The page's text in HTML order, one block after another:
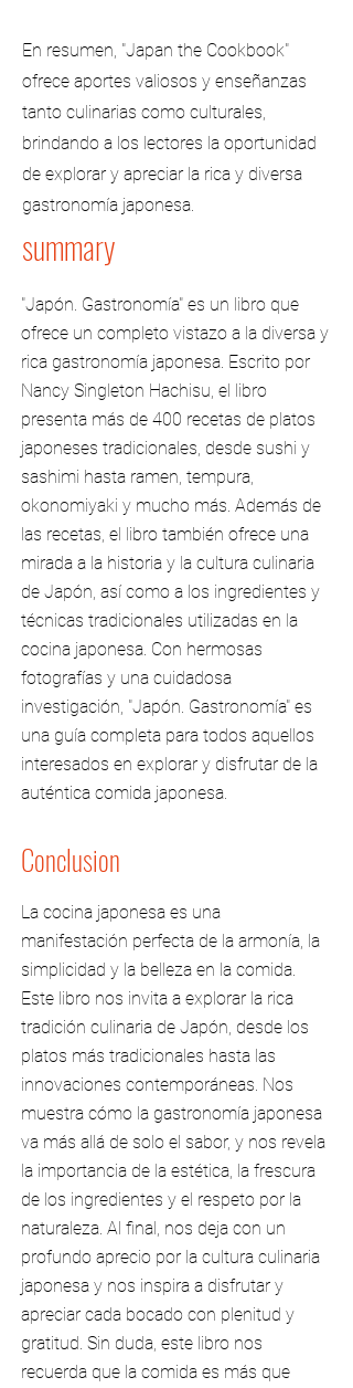
En resumen, "Japan the Cookbook"
ofrece aportes valiosos y enseñanzas
tanto culinarias como culturales,
brindando a los lectores la oportunidad
de explorar y apreciar la rica y diversa
gastronomía japonesa.
summary
"Japón. Gastronomía" es un libro que
ofrece un completo vistazo a la diversa y
rica gastronomía japonesa. Escrito por
Nancy Singleton Hachisu, el libro
presenta más de 400 recetas de platos
japoneses tradicionales, desde sushi y
sashimi hasta ramen, tempura,
okonomiyaki y mucho más. Además de
las recetas, el libro también ofrece una
mirada a la historia y la cultura culinaria
de Japón, así como a los ingredientes y
técnicas tradicionales utilizadas en la
cocina japonesa. Con hermosas
fotografías y una cuidadosa
investigación, "Japón. Gastronomía" es
una guía completa para todos aquellos
interesados en explorar y disfrutar de la
auténtica comida japonesa.
Conclusion
La cocina japonesa es una
manifestación perfecta de la armonía, la
simplicidad y la belleza en la comida.
Este libro nos invita a explorar la rica
tradición culinaria de Japón, desde los
platos más tradicionales hasta las
innovaciones contemporáneas. Nos
muestra cómo la gastronomía japonesa
va más allá de solo el sabor, y nos revela
la importancia de la estética, la frescura
de los ingredientes y el respeto por la
naturaleza. Al final, nos deja con un
profundo aprecio por la cultura culinaria
japonesa y nos inspira a disfrutar y
apreciar cada bocado con plenitud y
gratitud. Sin duda, este libro nos
recuerda que la comida es más que